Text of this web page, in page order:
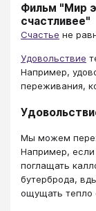
Фильм "Мир
счастливее"
Счастье не
Удовольствие
Например,
переживания,
Мы можем
Например, если
поглащать
бутерброда,
ощущать тепло